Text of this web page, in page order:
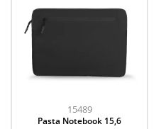
15489
Pasta Notebook 15,6